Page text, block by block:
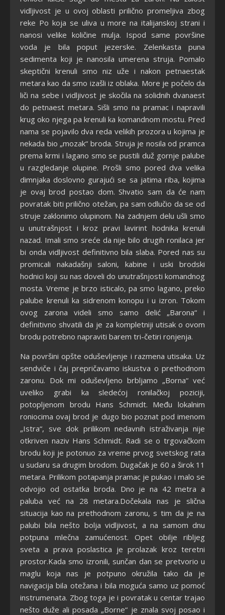
vidljivost je u ovoj oblasti prilično promeljiva zbog
reke Po koja se uliva u more na italijanskoj strani i
nanosi velike količine mulja. Ispod same površine
voda je bila poput jezerske. Zelenkasta puna
sedimenta koji je nanosila umerena struja. Pomalo
skeptični krenuli smo niz uže i nakon petnaestak
metara kao da smo izašli iz oblaka. More je počelo da
liči na sebe i vidljivost je skočila na solidnih dvanaest
do petnaest metara. Sišli smo na pramac i napravili
krug oko njega pa krenuli ka komandnom mostu. Pred
nama se pojavilo dva reda velikih prozora u kojima je
nekada bio „mozak“ broda. Struja je nosila od pramca
prema krmi i lagano smo se pustili duž gornje palube
u razgledanje olupine. Prošli smo pored dva velika
dimnjaka doslovno gurajući se sa jatima riba, kojima
je ovaj brod postao dom. Shvatio sam da će nam
povratak biti prilično otežan, pa sam odlučio da se od
struje zaklonimo olupinom. Na zadnjem delu ušli smo
u unutrašnjost i kroz pravi lavirint hodnika krenuli
nazad. Imali smo sreće da nije bilo drugih ronilaca jer
bi onda vidljivost definitivno bila slaba. Pored nas su
promicali nakadašnji saloni, kabine i uski brodski
hodnici koji su nas doveli do unutrašnjosti komandnog
mosta. Vreme je brzo isticalo, pa smo lagano, preko
palube krenuli ka sidrenom konopu i u izron. Tokom
ovog zarona videli smo samo delić „Barona“ i
definitivno shvatili da je za kompletniji utisak o ovom
brodu potrebno napraviti barem tri-četiri ronjenja.
Na površini opšte oduševljenje i razmena utisaka. Uz
sendviče i čaj prepričavamo iskustva o prethodnom
zaronu. Dok mi oduševljeno brbljamo „Borna“ već
uveliko grabi ka sledećoj ronilačkoj poziciji,
potopljenom brodu Hans Schmidt. Među lokalnim
roniocima ovaj brod je dugo bio poznat pod imenom
„Istra“, sve dok prilikom nedavnih istraživanja nije
otkriven naziv Hans Schmidt. Radi se o trgovačkom
brodu koji je potonuo za vreme prvog svetskog rata
u sudaru sa drugim brodom. Dugačak je 60 a širok 11
metara. Prilikom potapanja pramac je pukao i malo se
odvojio od ostatka broda. Dno je na 42 metra a
paluba već na 28 metara.Dočekala nas je slična
situacija kao na prethodnom zaronu, s tim da je na
palubi bila nešto bolja vidljivost, a na samom dnu
potpuna mlečna zamućenost. Opet obilje ribljeg
sveta a prava poslastica je prolazak kroz teretni
prostor.Kada smo izronili, sunčan dan se pretvorio u
maglu koja nas je potpuno okružila tako da je
navigacija bila otežana i bila moguća samo uz pomoć
instrumenata. Zbog toga je i povratak u centar trajao
nešto duže ali posada „Borne“ je znala svoj posao i